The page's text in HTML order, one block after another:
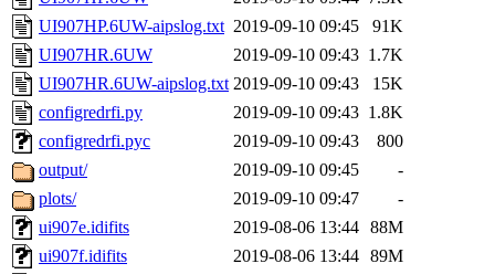
UI907HP.6UW-aipslog.txt 2019-09-10 09:45
91K
UI907HR.6UW
2019-09-10 09:43 1.7K
UI907HR.6UW-aipslog.txt 2019-09-10 09:43
15K
configredrfi.py
2019-09-10 09:43 1.8K
configredrfi.pyc
2019-09-10 09:43
800
output/
2019-09-10 09:45
-
plots/
2019-09-10 09:47
-
ui907e.idifits
2019-08-06 13:44 88M
ui907f.idifits
2019-08-06 13:44 89M